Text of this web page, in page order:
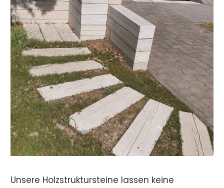
Unsere Holzstruktursteine lassen keine